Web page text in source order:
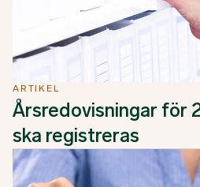
ARTIKEL
Årsredovisningar för
ska registreras